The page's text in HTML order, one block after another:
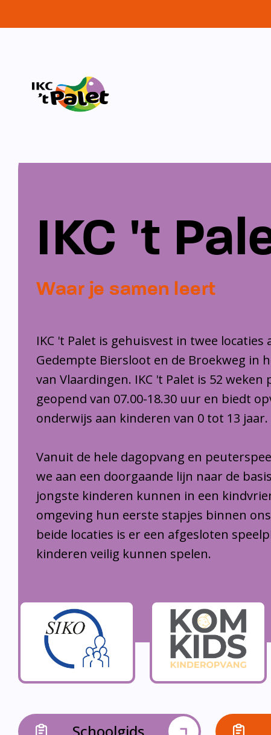
IKC 't
Waar je samen leert
IKC 't Palet is gehuisvest in twee locaties
Gedempte Biersloot en de Broekweg in
van Vlaardingen. IKC 't Palet is 52 weken
geopend van 07.00-18.30 uur en biedt
onderwijs aan kinderen van 0 tot 13 jaar.
Vanuit de hele dagopvang en
we aan een doorgaande lijn naar de
jongste kinderen kunnen in een
omgeving hun eerste stapjes binnen
beide locaties is er een afgesloten
kinderen veilig kunnen spelen.